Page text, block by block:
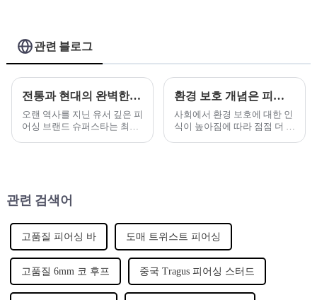
관련 블로그
전통과 현대의 완벽한 조화 - 유서 깊은 피어싱 브랜드가 새로운 주얼리 시리즈를 출시합니다.
오랜 역사를 지닌 유서 깊은 피
어싱 브랜드 슈퍼스타는 최근
환경 보호 개념은 피어싱 주얼리 산업의 새로운 트렌드가 되었습니다.
사회에서 환경 보호에 대한 인
식이 높아짐에 따라 점점 더 많
관련 검색어
고품질 피어싱 바 도매 트위스트 피어싱
고품질 6mm 코 후프 중국 Tragus 피어싱 스터드